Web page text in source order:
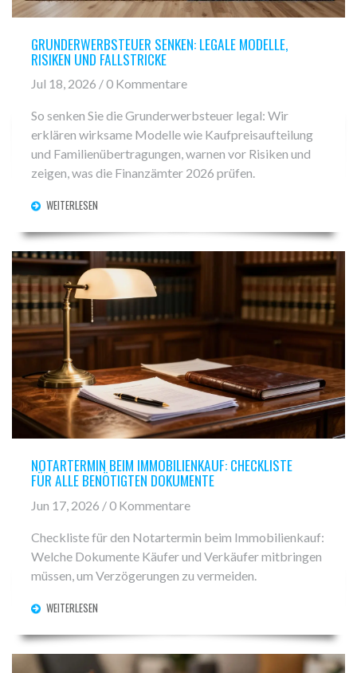
GRUNDERWERBSTEUER SENKEN: LEGALE MODELLE,
RISIKEN UND FALLSTRICKE
Jul 18, 2026 / 0 Kommentare
So senken Sie die Grunderwerbsteuer legal: Wir
erklären wirksame Modelle wie Kaufpreisaufteilung
und Familienübertragungen, warnen vor Risiken und
zeigen, was die Finanzämter 2026 prüfen.
WEITERLESEN
NOTARTERMIN BEIM IMMOBILIENKAUF: CHECKLISTE
FÜR ALLE BENÖTIGTEN DOKUMENTE
Jun 17, 2026 / 0 Kommentare
Checkliste für den Notartermin beim Immobilienkauf:
Welche Dokumente Käufer und Verkäufer mitbringen
müssen, um Verzögerungen zu vermeiden.
WEITERLESEN